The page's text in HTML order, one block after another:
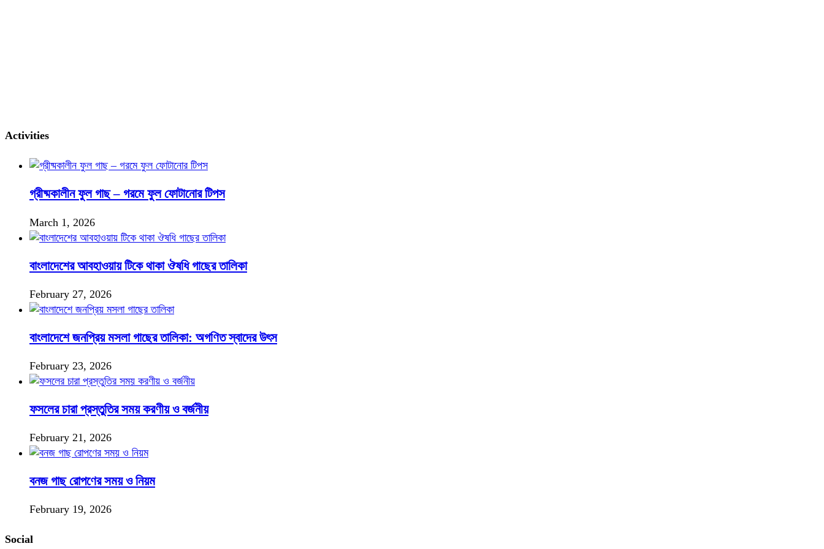
Activities
গ্রীষ্মকালীন ফুল গাছ – গরমে ফুল ফোটানোর টিপস
March 1, 2026
বাংলাদেশের আবহাওয়ায় টিকে থাকা ঔষধি গাছের তালিকা
February 27, 2026
বাংলাদেশে জনপ্রিয় মসলা গাছের তালিকা: অগণিত স্বাদের উৎস
February 23, 2026
ফসলের চারা প্রস্তুতির সময় করণীয় ও বর্জনীয়
February 21, 2026
বনজ গাছ রোপণের সময় ও নিয়ম
February 19, 2026
Social